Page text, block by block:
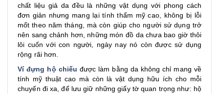
chất liệu giả da đều là những vật dụng với phong cách
đơn giản nhưng mang lại tính thẩm mỹ cao, không bị lỗi
mốt theo năm tháng, mà còn giúp cho người sử dụng trở
nên sang chảnh hơn, những món đồ da chưa bao giờ thôi
lôi cuốn với con người, ngày nay nó còn được sử dụng
rộng rãi hơn.
Ví đựng hộ chiếu được làm bằng da không chỉ mang về
tính mỹ thuật cao mà còn là vật dụng hữu ích cho mỗi
chuyến đi xa, để lưu giữ những giấy tờ quan trọng như: hộ